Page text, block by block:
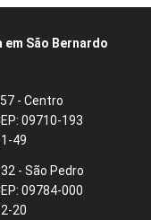
São Bernardo
- Centro
09710-193
49
- São Pedro
09784-000
20